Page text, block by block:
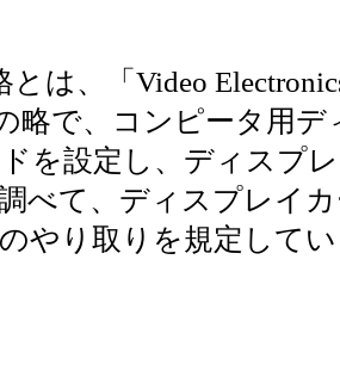
とは、「Video
略で、コンピータ用
を設定し、ディスプ
べて、ディスプレイ
やり取りを規定して